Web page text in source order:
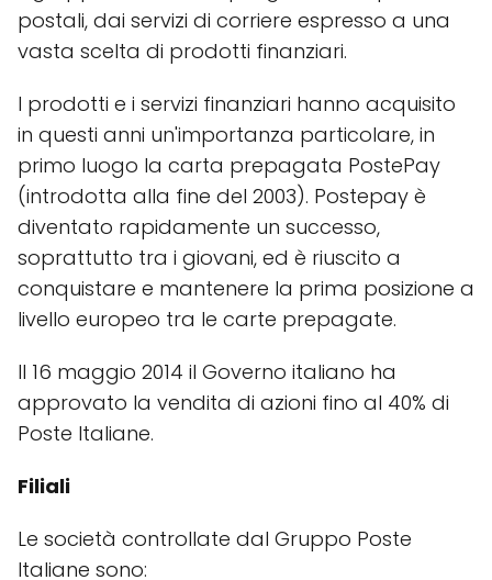
postali, dai servizi di corriere espresso a una
vasta scelta di prodotti finanziari.
I prodotti e i servizi finanziari hanno acquisito
in questi anni un'importanza particolare, in
primo luogo la carta prepagata PostePay
(introdotta alla fine del 2003). Postepay è
diventato rapidamente un successo,
soprattutto tra i giovani, ed è riuscito a
conquistare e mantenere la prima posizione a
livello europeo tra le carte prepagate.
Il 16 maggio 2014 il Governo italiano ha
approvato la vendita di azioni fino al 40% di
Poste Italiane.
Filiali
Le società controllate dal Gruppo Poste
Italiane sono: